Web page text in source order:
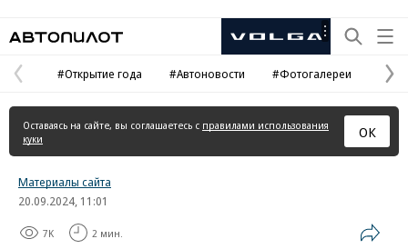
Рекламная
Предыдущая
страница
#Открытие года #Автоновости #Фотогалереи
Оставаясь на сайте, вы соглашаетесь с правилами использования
куки
ОК
Материалы сайта
20.09.2024, 11:01
7K 2 мин.